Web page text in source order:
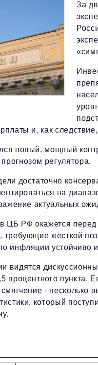
За
и, как
новый, мощный
регулятора.
достаточно
на
актуальных
ЦБ РФ окажется
требующие жёсткой
инфляции устойчиво
видятся
процентного пункта.
-
который